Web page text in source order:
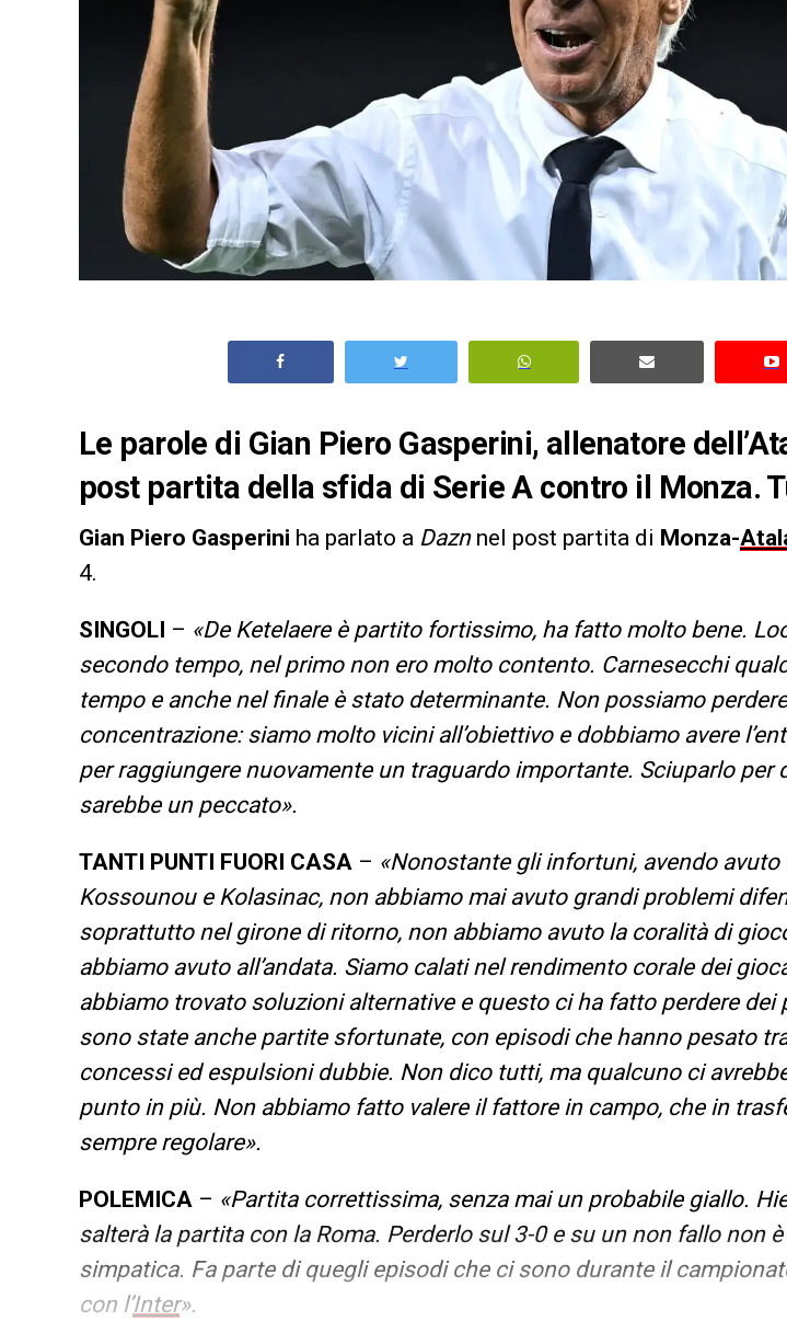
Le parole di Gian Piero Gasperini, allenatore
post partita della sfida di Serie A contro il Monza.
Gian Piero Gasperini ha parlato a Daznnel post partita di Monza-
4.
SINGOLI – «De Ketelaere è partito fortissimo, ha fatto molto bene.
secondo tempo, nel primo non ero molto contento. Carnesecchi
tempo e anche nel finale è stato determinante. Non possiamo
concentrazione: siamo molto vicini all’obiettivo e dobbiamo avere
per raggiungere nuovamente un traguardo importante. Sciuparlo per
sarebbe un peccato».
TANTI PUNTI FUORI CASA – «Nonostante gli infortuni, avendo avuto
Kossounou e Kolasinac, non abbiamo mai avuto grandi problemi
soprattutto nel girone di ritorno, non abbiamo avuto la coralità di
abbiamo avuto all’andata. Siamo calati nel rendimento corale dei
abbiamo trovato soluzioni alternative e questo ci ha fatto perdere dei
sono state anche partite sfortunate, con episodi che hanno pesato
concessi ed espulsioni dubbie. Non dico tutti, ma qualcuno ci
punto in più. Non abbiamo fatto valere il fattore in campo, che in
sempre regolare».
POLEMICA – «Partita correttissima, senza mai un probabile giallo.
salterà la partita con la Roma. Perderlo sul 3-0 e su un non fallo non
simpatica. Fa parte di quegli episodi che ci sono durante il
con l’Inter».